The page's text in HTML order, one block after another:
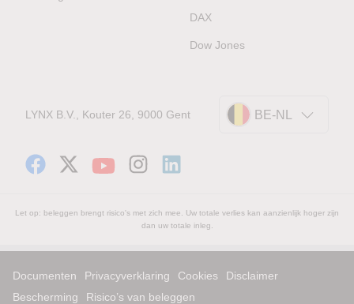
DAX
Dow Jones
LYNX B.V., Kouter 26, 9000 Gent BE-NL
Let op: beleggen brengt risico's met zich mee. Uw totale verlies kan aanzienlijk hoger zijn
dan uw totale inleg.
Documenten Privacyverklaring Cookies
Disclaimer
Bescherming
Risico’s van beleggen